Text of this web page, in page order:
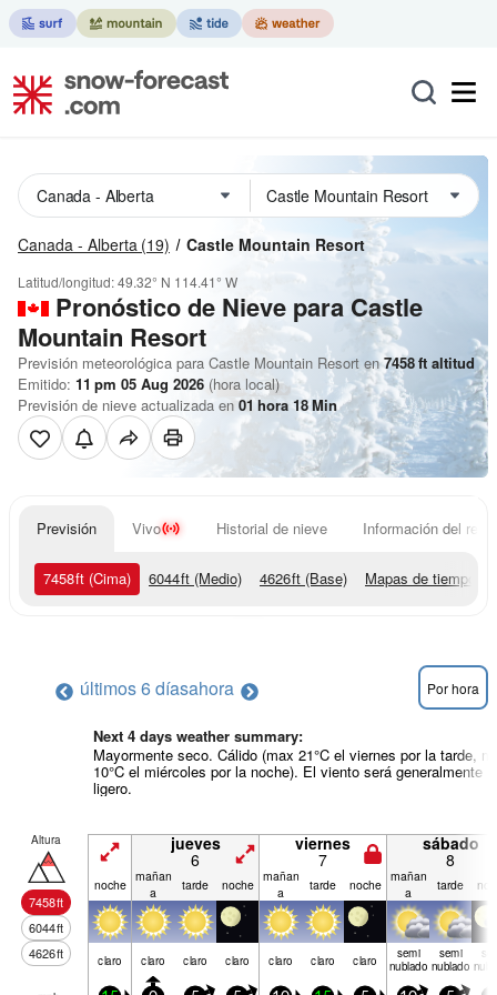
Canada - Alberta (19) Castle Mountain Resort
Latitud/longitud:49.32° N 114.41° W
Pronóstico de Nieve para Castle
Mountain Resort
Previsión meteorológica para Castle Mountain Resort en 7458ft altitud
Emitido: 11 pm 05 Aug 2026 (hora local)
Previsión de nieve actualizada en 01 hora18Min
Previsión Vivo Historial de nieve Información del
7458ft (Cima) 6044ft (Medio) 4626ft (Base) Mapas de tiempo
últimos 6 díasahora Por hora
Next 4 days weather summary:
Mayormente seco. Cálido (max 21°C el viernes por la tarde,
10°C el miércoles por la noche). El viento será generalmente
ligero.
Altura
7458ft
6044ft
4626ft
jueves
6
viernes
7
sábado
8
noche mañan
a
tarde noche mañan
a
tarde noche mañan
a
tarde
claro claro claro claro claro claro claro semi
nublado
semi
nublado